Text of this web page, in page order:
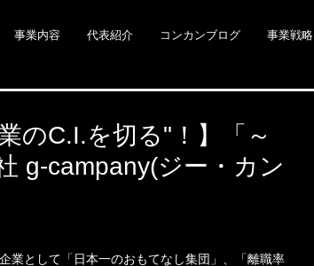
事業内容 代表紹介 コンカンブログ 事業戦略
のC.I.を切る"！】「～
g-campany(ジー・カン
業として「日本一のおもてなし集団」、「離職率